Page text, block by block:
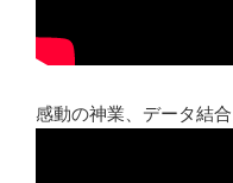
感動の神業、データ結